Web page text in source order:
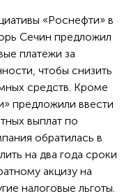
«Роснефти» в
Сечин предложил
платежи за
чтобы снизить
средств. Кроме
предложили ввести
выплат по
обратилась в
на два года сроки
акцизу на
налоговые льготы.